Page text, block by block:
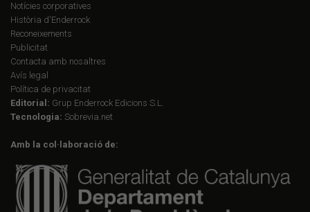
Notícies corporatives
Història d'Enderrock
Reconeixements
Publicitat
Contacta amb nosaltres
Avís legal
Política de privacitat
Editorial: Grup Enderrock Edicions S.L.
Tecnologia: Sobrevia.net
Amb la col·laboració de: